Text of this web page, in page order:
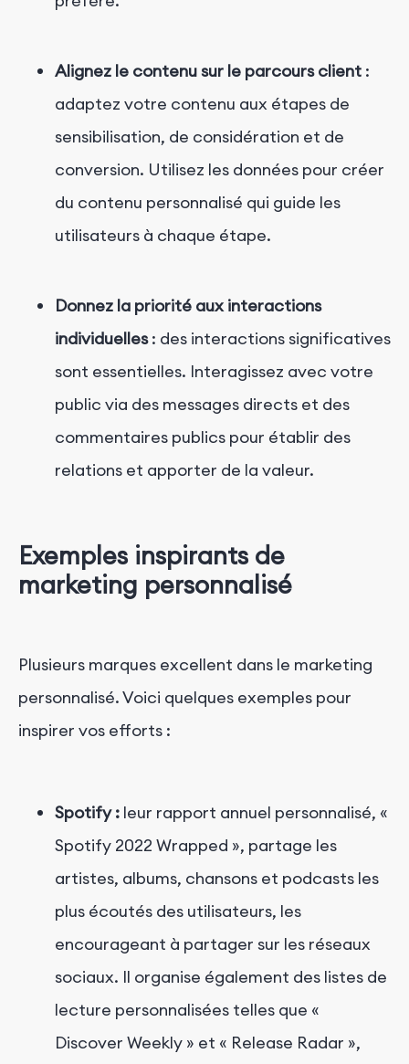
Alignez le contenu sur le parcours client :
adaptez votre contenu aux étapes de
sensibilisation, de considération et de
conversion. Utilisez les données pour créer
du contenu personnalisé qui guide les
utilisateurs à chaque étape.
Donnez la priorité aux interactions
individuelles: des interactions significatives
sont essentielles. Interagissez avec votre
public via des messages directs et des
commentaires publics pour établir des
relations et apporter de la valeur.
Exemples inspirants de
marketing personnalisé
Plusieurs marques excellent dans le marketing
personnalisé. Voici quelques exemples pour
inspirer vos efforts :
Spotify : leur rapport annuel personnalisé, «
Spotify 2022 Wrapped », partage les
artistes, albums, chansons et podcasts les
plus écoutés des utilisateurs, les
encourageant à partager sur les réseaux
sociaux. Il organise également des listes de
lecture personnalisées telles que «
Discover Weekly » et « Release Radar »,